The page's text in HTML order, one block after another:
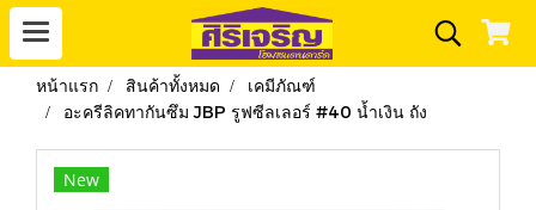
หน้าแรก สินค้าทั้งหมด
เคมีภัณฑ์
อะครีลิคทากันซึม JBP รูฟซีลเลอร์ #40 น้ำเงิน ถัง
New